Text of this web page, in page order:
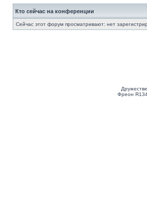
Кто сейчас на конференции
Сейчас этот форум просматривают: нет
Фреон